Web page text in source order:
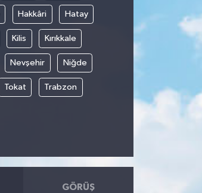
Hakkâri Hatay
Kilis Kırıkkale
Nevşehir Niğde
Tokat Trabzon
GÖRÜŞ